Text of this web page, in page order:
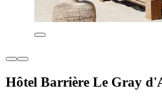
Hôtel Barrière Le Gray